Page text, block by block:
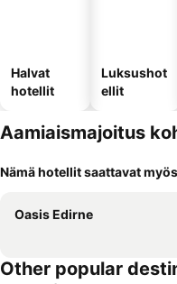
Halvat
hotellit
Luksushot
ellit
Aamiaismajoitus
Nämä hotellit saattavat
Oasis Edirne
Other popular